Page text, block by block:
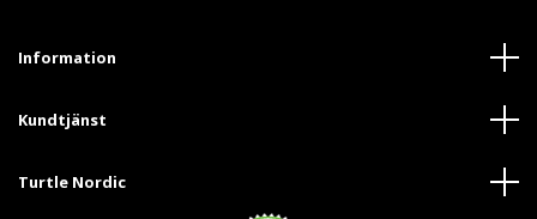
Information
Kundtjänst
Turtle Nordic